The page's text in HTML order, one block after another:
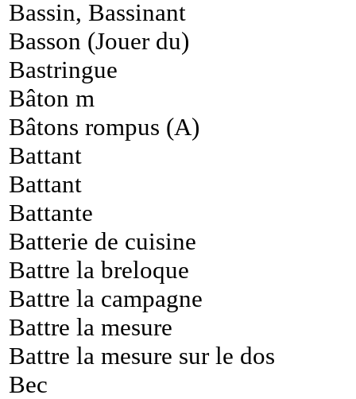
Bassin, Bassinant
Basson (Jouer du)
Bastringue
Bâton m
Bâtons rompus (A)
Battant
Battant
Battante
Batterie de cuisine
Battre la breloque
Battre la campagne
Battre la mesure
Battre la mesure sur le dos
Bec